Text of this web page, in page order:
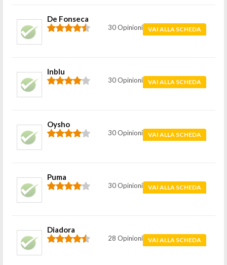
De Fonseca
30 Opinioni VAI ALLA SCHEDA
Inblu
30 Opinioni VAI ALLA SCHEDA
Oysho
30 Opinioni VAI ALLA SCHEDA
Puma
30 Opinioni VAI ALLA SCHEDA
Diadora
28 Opinioni VAI ALLA SCHEDA